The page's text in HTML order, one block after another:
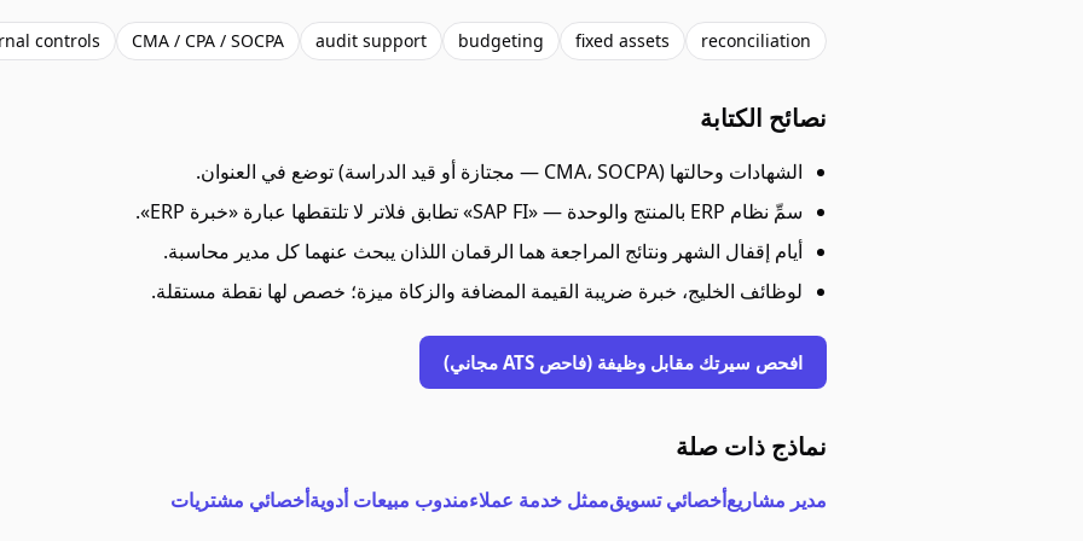
reconciliation
fixed assets
budgeting
audit support
CMA / CPA / SOCPA
controls
نصائح الكتابة
الشهادات وحالتها (CMA، SOCPA — مجتازة أو قيد الدراسة) توضع في العنوان.
سمِّ نظام ERP بالمنتج والوحدة — «SAP FI» تطابق فلاتر لا تلتقطها عبارة «خبرة ERP».
أيام إقفال الشهر ونتائج المراجعة هما الرقمان اللذان يبحث عنهما كل مدير محاسبة.
لوظائف الخليج، خبرة ضريبة القيمة المضافة والزكاة ميزة؛ خصص لها نقطة مستقلة.
افحص سيرتك مقابل وظيفة (فاحص ATS مجاني)
نماذج ذات صلة
مدير مشاريعأخصائي تسويقممثل خدمة عملاءمندوب مبيعات أدويةأخصائي مشتريات